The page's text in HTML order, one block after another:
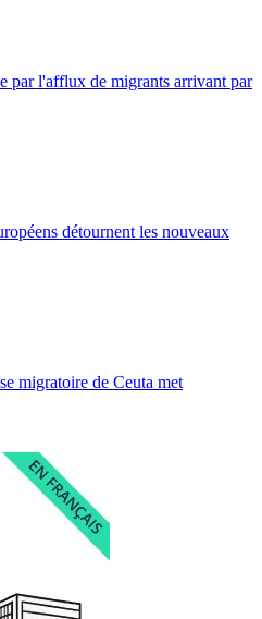
par l'afflux de migrants arrivant par
détournent les nouveaux
migratoire de Ceuta met